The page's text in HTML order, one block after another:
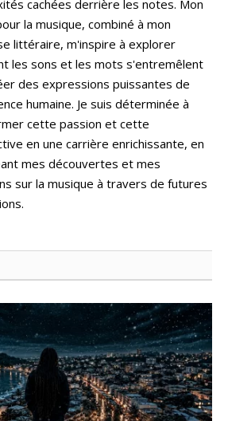
cachées derrière les notes. Mon
la musique, combiné à mon
littéraire, m'inspire à explorer
les sons et les mots s'entremêlent
des expressions puissantes de
humaine. Je suis déterminée à
cette passion et cette
en une carrière enrichissante, en
mes découvertes et mes
sur la musique à travers de futures